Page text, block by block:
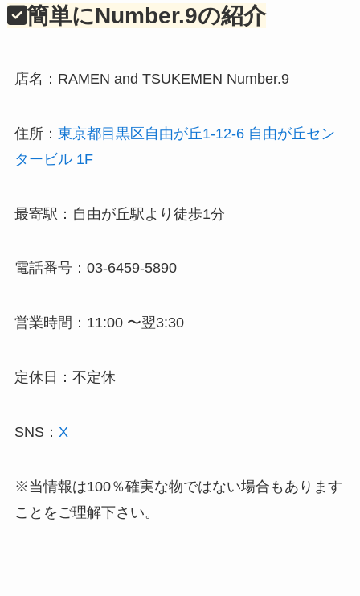
簡単にNumber.9の紹介
店名：RAMEN and TSUKEMEN Number.9
住所： 東京都目黒区自由が丘1-12-6 自由が丘セン
タービル 1F
最寄駅：自由が丘駅より徒歩1分
電話番号：03-6459-5890
営業時間：11:00 〜翌3:30
定休日：不定休
SNS： X
※当情報は100％確実な物ではない場合もあります
ことをご理解下さい。